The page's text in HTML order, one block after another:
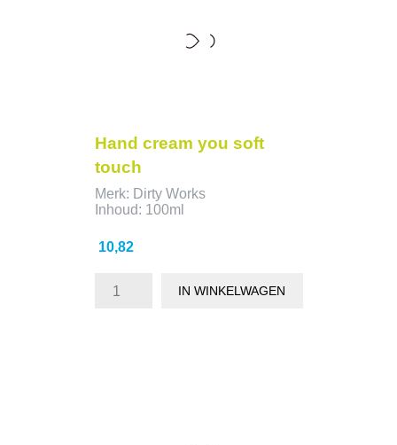
Hand cream you soft
touch
Merk: Dirty Works
Inhoud: 100ml
Prijs
10,82
IN WINKELWAGEN